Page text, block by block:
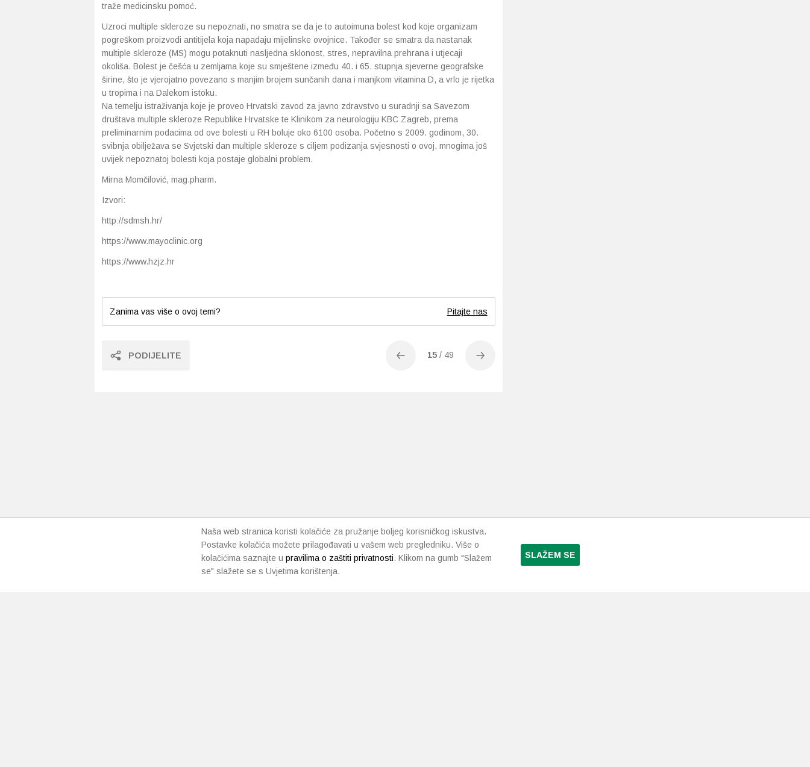
traže medicinsku pomoć.
Uzroci multiple skleroze su nepoznati, no smatra se da je to autoimuna bolest kod koje organizam
pogreškom proizvodi antitijela koja napadaju mijelinske ovojnice. Također se smatra da nastanak
multiple skleroze (MS) mogu potaknuti nasljedna sklonost, stres, nepravilna prehrana i utjecaji
okoliša. Bolest je češća u zemljama koje su smještene između 40. i 65. stupnja sjeverne geografske
širine, što je vjerojatno povezano s manjim brojem sunčanih dana i manjkom vitamina D, a vrlo je rijetka
u tropima i na Dalekom istoku.
Na temelju istraživanja koje je proveo Hrvatski zavod za javno zdravstvo u suradnji sa Savezom
društava multiple skleroze Republike Hrvatske te Klinikom za neurologiju KBC Zagreb, prema
preliminarnim podacima od ove bolesti u RH boluje oko 6100 osoba. Početno s 2009. godinom, 30.
svibnja obilježava se Svjetski dan multiple skleroze s ciljem podizanja svjesnosti o ovoj, mnogima još
uvijek nepoznatoj bolesti koja postaje globalni problem.
Mirna Momčilović, mag.pharm.
Izvori:
http://sdmsh.hr/
https://www.mayoclinic.org
https://www.hzjz.hr
Zanima vas više o ovoj temi? Pitajte nas
PODIJELITE 15/ 49
Naša web stranica koristi kolačiće za pružanje boljeg korisničkog iskustva.
Postavke kolačića možete prilagođavati u vašem web pregledniku. Više o
kolačićima saznajte u pravilima o zaštiti privatnosti. Klikom na gumb "Slažem
se" slažete se s Uvjetima korištenja.
SLAŽEM SE